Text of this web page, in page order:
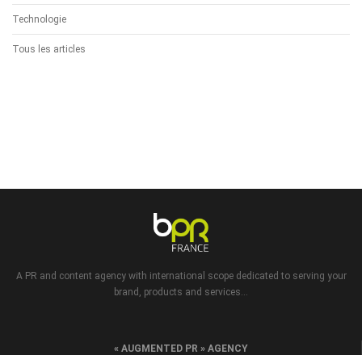
Technologie
Tous les articles
A PR and content agency with international scope dedicated to serving your
brand, products and services...
« AUGMENTED PR » AGENCY